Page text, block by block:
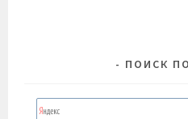
ПОИСК